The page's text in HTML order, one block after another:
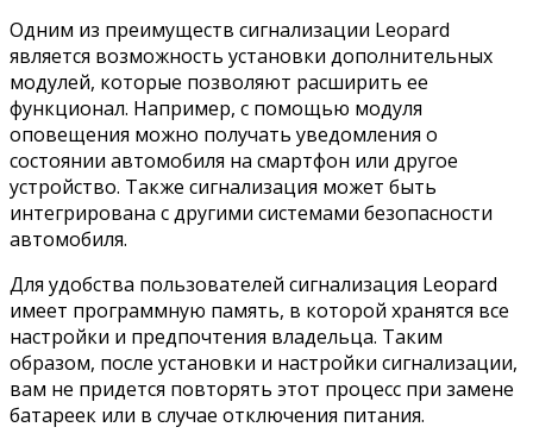
Одним из преимуществ сигнализации Leopard
является возможность установки дополнительных
модулей, которые позволяют расширить ее
функционал. Например, с помощью модуля
оповещения можно получать уведомления о
состоянии автомобиля на смартфон или другое
устройство. Также сигнализация может быть
интегрирована с другими системами безопасности
автомобиля.
Для удобства пользователей сигнализация Leopard
имеет программную память, в которой хранятся все
настройки и предпочтения владельца. Таким
образом, после установки и настройки сигнализации,
вам не придется повторять этот процесс при замене
батареек или в случае отключения питания.